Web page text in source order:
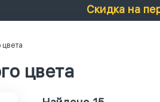
Скидка на
цвета